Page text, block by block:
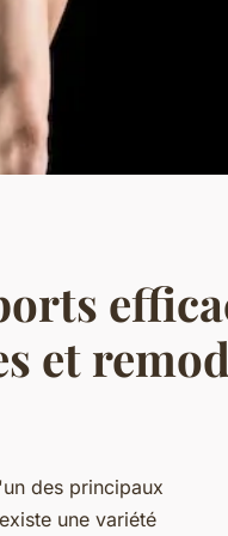
et
des principaux
une variété